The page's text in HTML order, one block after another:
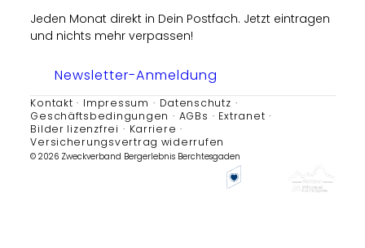
Jeden Monat direkt in Dein Postfach. Jetzt eintragen
und nichts mehr verpassen!
Newsletter-Anmeldung
Kontakt Impressum
Datenschutz
Geschäftsbedingungen
AGBs
Extranet
Bilder lizenzfrei
Karriere
Versicherungsvertrag widerrufen
© 2026 Zweckverband Bergerlebnis Berchtesgaden